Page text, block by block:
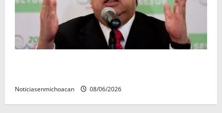
Noticiasenmichoacan 08/06/2026